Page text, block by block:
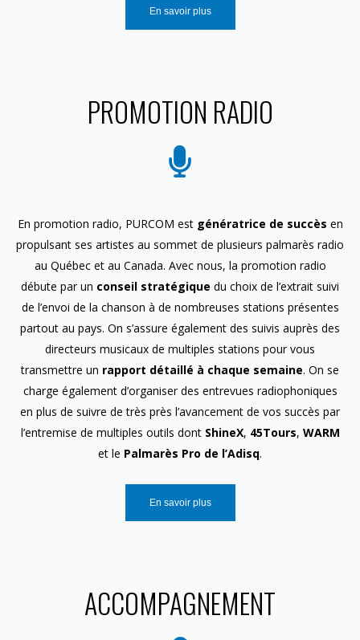
En savoir plus
PROMOTION RADIO
En promotion radio, PURCOM est génératrice de succès en
propulsant ses artistes au sommet de plusieurs palmarès radio
au Québec et au Canada. Avec nous, la promotion radio
débute par un conseil stratégique du choix de l’extrait suivi
de l’envoi de la chanson à de nombreuses stations présentes
partout au pays. On s’assure également des suivis auprès des
directeurs musicaux de multiples stations pour vous
transmettre un rapport détaillé à chaque semaine. On se
charge également d’organiser des entrevues radiophoniques
en plus de suivre de très près l’avancement de vos succès par
l’entremise de multiples outils dont ShineX, 45Tours, WARM
et le Palmarès Pro de l’Adisq.
En savoir plus
ACCOMPAGNEMENT